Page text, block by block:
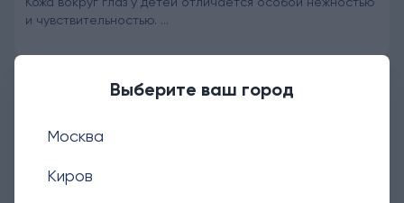
и чувствительностью. ...
Выберите ваш город
Москва
Киров